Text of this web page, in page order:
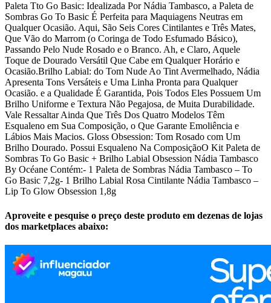
Paleta Tto Go Basic: Idealizada Por Nádia Tambasco, a Paleta de
Sombras Go To Basic É Perfeita para Maquiagens Neutras em
Qualquer Ocasião. Aqui, São Seis Cores Cintilantes e Três Mates,
Que Vão do Marrom (o Coringa de Todo Esfumado Básico),
Passando Pelo Nude Rosado e o Branco. Ah, e Claro, Aquele
Toque de Dourado Versátil Que Cabe em Qualquer Horário e
Ocasião.Brilho Labial: do Tom Nude Ao Tint Avermelhado, Nádia
Apresenta Tons Versáteis e Uma Linha Pronta para Qualquer
Ocasião. e a Qualidade É Garantida, Pois Todos Eles Possuem Um
Brilho Uniforme e Textura Não Pegajosa, de Muita Durabilidade.
Vale Ressaltar Ainda Que Três Dos Quatro Modelos Têm
Esqualeno em Sua Composição, o Que Garante Emoliência e
Lábios Mais Macios. Gloss Obsession: Tom Rosado com Um
Brilho Dourado. Possui Esqualeno Na ComposiçãoO Kit Paleta de
Sombras To Go Basic + Brilho Labial Obsession Nádia Tambasco
By Océane Contém:- 1 Paleta de Sombras Nádia Tambasco – To
Go Basic 7,2g- 1 Brilho Labial Rosa Cintilante Nádia Tambasco –
Lip To Glow Obsession 1,8g
Aproveite e pesquise o preço deste produto em dezenas de lojas
dos marketplaces abaixo: